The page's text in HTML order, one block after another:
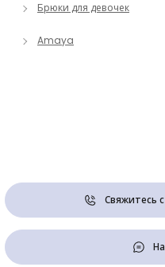
Брюки для девочек
Amaya
Свяжитесь